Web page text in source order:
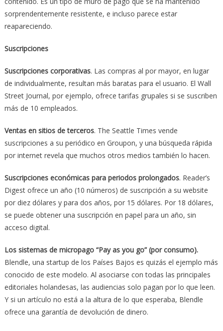
sorprendentemente resistente, e incluso parece estar
reapareciendo.
Suscripciones
Suscripciones corporativas. Las compras al por mayor, en lugar
de individualmente, resultan más baratas para el usuario. El Wall
Street Journal, por ejemplo, ofrece tarifas grupales si se suscriben
más de 10 empleados.
Ventas en sitios de terceros. The Seattle Times vende
suscripciones a su periódico en Groupon, y una búsqueda rápida
por internet revela que muchos otros medios también lo hacen.
Suscripciones económicas para periodos prolongados. Reader’s
Digest ofrece un año (10 números) de suscripción a su website
por diez dólares y para dos años, por 15 dólares. Por 18 dólares,
se puede obtener una suscripción en papel para un año, sin
acceso digital.
Los sistemas de micropago “Pay as you go” (por consumo).
Blendle, una startup de los Países Bajos es quizás el ejemplo más
conocido de este modelo. Al asociarse con todas las principales
editoriales holandesas, las audiencias solo pagan por lo que leen.
Y si un artículo no está a la altura de lo que esperaba, Blendle
ofrece una garantía de devolución de dinero.